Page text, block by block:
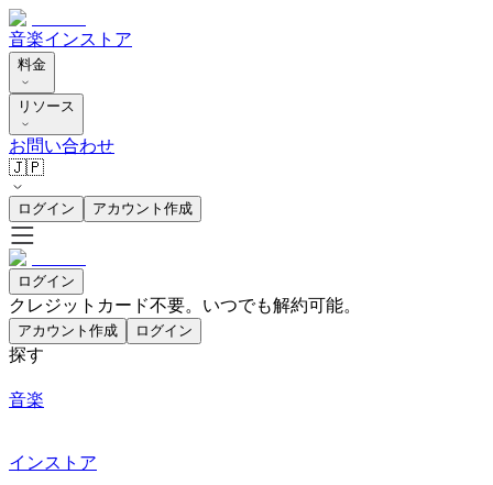
音楽インストア
料金
リソース
お問い合わせ
🇯🇵
ログイン アカウント作成
ログイン
クレジットカード不要。いつでも解約可能。
アカウント作成 ログイン
探す
音楽
インストア